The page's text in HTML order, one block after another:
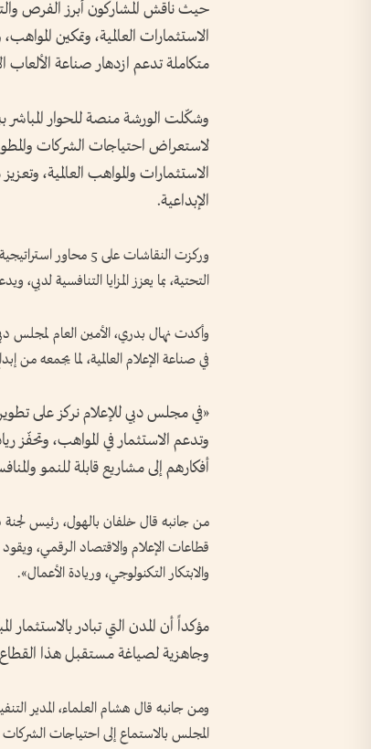
حيث ناقش المشاركون أبرز الفرص
الاستثمارات العالمية، وتمكين
متكاملة تدعم ازدهار صناعة الألعاب
وشكّلت الورشة منصة للحوار المباشر
لاستعراض احتياجات الشركات
الاستثمارات والمواهب العالمية،
الإبداعية.
وركزت النقاشات على
التحتية، بما يعزز المزايا التنافسية
وأكدت نهال بدري، الأمين العام لمجلس
في صناعة الإعلام العالمية، لما يجمعه
«في مجلس دبي للإعلام نركز على
وتدعم الاستثمار في المواهب، وتحفّز
أفكارهم إلى مشاريع قابلة للنمو
من جانبه قال خلفان بالهول، رئيس لجنة
قطاعات الإعلام والاقتصاد الرقمي،
والابتكار التكنولوجي، وريادة الأعمال».
مؤكداً أن المدن التي تبادر بالاستثمار
وجاهزية لصياغة مستقبل هذا
ومن جانبه قال هشام العلماء، المدير
المجلس بالاستماع إلى احتياجات الشركات